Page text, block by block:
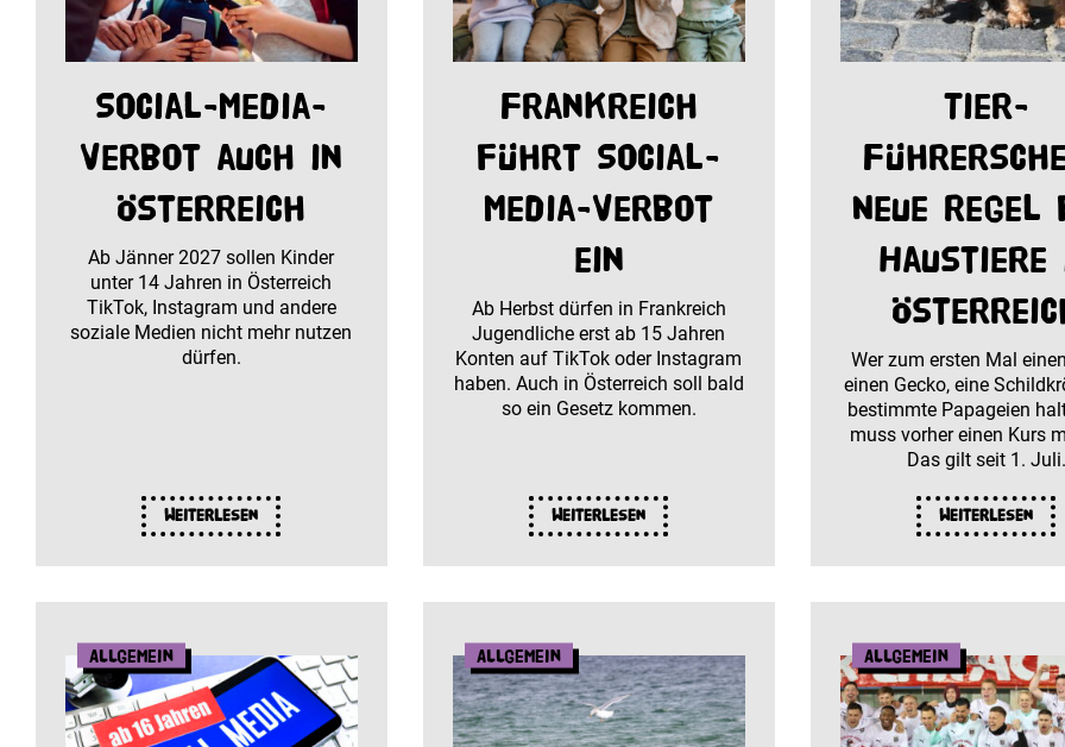
Social-Media-
Verbot auch in
Österreich
Ab Jänner 2027 sollen Kinder
unter 14 Jahren in Österreich
TikTok, Instagram und andere
soziale Medien nicht mehr nutzen
dürfen.
Weiterlesen
Frankreich
führt Social-
Media-Verbot
ein
Ab Herbst dürfen in Frankreich
Jugendliche erst ab 15 Jahren
Konten auf TikTok oder Instagram
haben. Auch in Österreich soll bald
so ein Gesetz kommen.
Weiterlesen
Tier-
Neue
Haustiere
Wer zum ersten Mal
einen Gecko, eine
bestimmte Papageien
muss vorher einen Kurs
Das gilt seit 1. Juli.
Weiterlesen
Allgemein Allgemein Allgemein